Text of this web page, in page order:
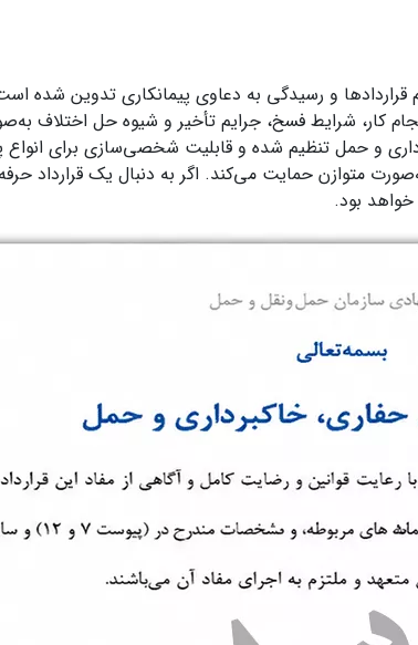
قراردادها و رسیدگی به دعاوی پیمانکاری تدوین شده
شرایط فسخ، جرایم تأخیر و شیوه حل اختلاف
و حمل تنظیم شده و قابلیت شخصی‌سازی برای انواع
متوازن حمایت می‌کند. اگر به دنبال یک قرارداد
خواهد بود.